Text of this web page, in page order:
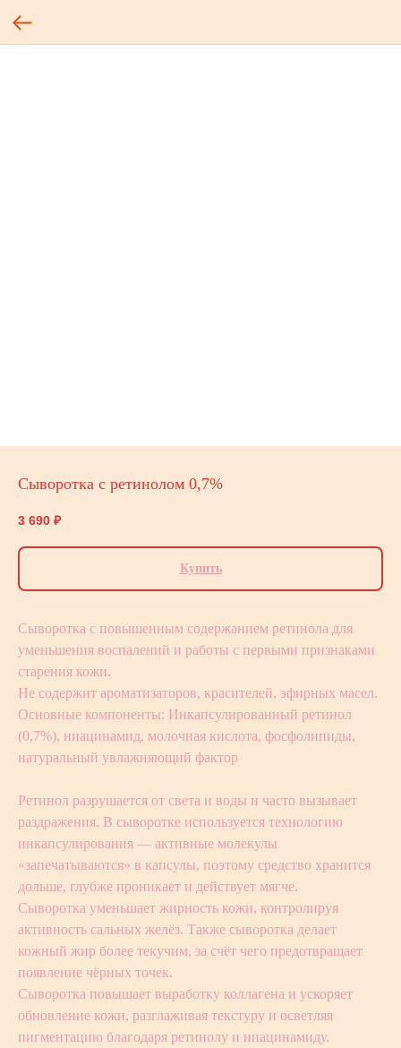
Сыворотка с ретинолом 0,7%
3 690 ₽
Купить
Сыворотка с повышенным содержанием ретинола для
уменьшения воспалений и работы с первыми признаками
старения кожи.
Не содержит ароматизаторов, красителей, эфирных масел.
Основные компоненты: Инкапсулированный ретинол
(0,7%), ниацинамид, молочная кислота, фосфолипиды,
натуральный увлажняющий фактор
Ретинол разрушается от света и воды и часто вызывает
раздражения. В сыворотке используется технологию
инкапсулирования — активные молекулы
«запечатываются» в капсулы, поэтому средство хранится
дольше, глубже проникает и действует мягче.
Сыворотка уменьшает жирность кожи, контролируя
активность сальных желёз. Также сыворотка делает
кожный жир более текучим, за счёт чего предотвращает
появление чёрных точек.
Сыворотка повышает выработку коллагена и ускоряет
обновление кожи, разглаживая текстуру и осветляя
пигментацию благодаря ретинолу и ниацинамиду.